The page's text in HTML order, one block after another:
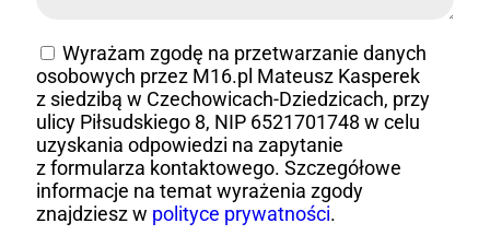
Wyrażam zgodę na przetwarzanie danych
osobowych przez M16.pl Mateusz Kasperek
z siedzibą w Czechowicach-Dziedzicach, przy
ulicy Piłsudskiego 8, NIP 6521701748 w celu
uzyskania odpowiedzi na zapytanie
z formularza kontaktowego. Szczegółowe
informacje na temat wyrażenia zgody
znajdziesz w polityce prywatności.